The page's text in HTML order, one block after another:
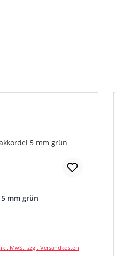
mm grün
MwSt. zzgl. Versandkosten